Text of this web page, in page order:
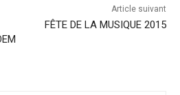
Article suivant
FÊTE DE LA MUSIQUE 2015